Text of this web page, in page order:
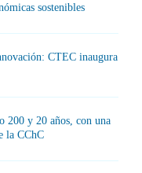
sostenibles
CTEC inaugura
200 y 20 años, con una
la CChC